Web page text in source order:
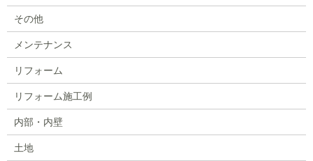
その他
メンテナンス
リフォーム
リフォーム施工例
内部・内壁
土地